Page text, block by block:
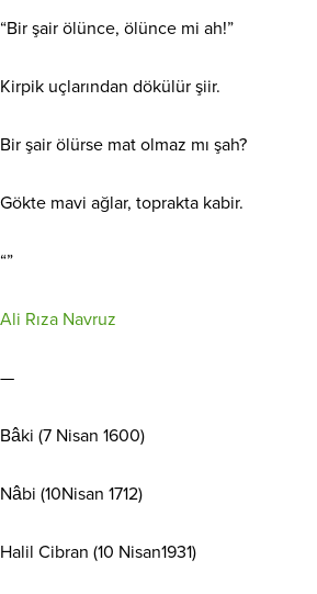
“Bir şair ölünce, ölünce mi ah!”
Kirpik uçlarından dökülür şiir.
Bir şair ölürse mat olmaz mı şah?
Gökte mavi ağlar, toprakta kabir.
“”
Ali Rıza Navruz
—
Bâki (7 Nisan 1600)
Nâbi (10Nisan 1712)
Halil Cibran (10 Nisan1931)